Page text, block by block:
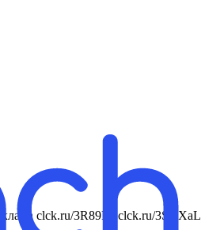
clck.ru/3R89Fk clck.ru/3SGXaL